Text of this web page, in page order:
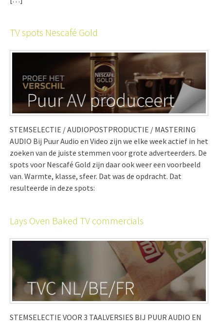
TV spots Nescafé Gold
STEMSELECTIE / AUDIOPOSTPRODUCTIE / MASTERING
AUDIO Bij Puur Audio en Video zijn we elke week actief in het
zoeken van de juiste stemmen voor grote adverteerders. De
spots voor Nescafé Gold zijn daar ook weer een voorbeeld
van. Warmte, klasse, sfeer. Dat was de opdracht. Dat
resulteerde in deze spots:
Lays Oven Baked TV commercials
STEMSELECTIE VOOR 3 TAALVERSIES BIJ PUUR AUDIO EN